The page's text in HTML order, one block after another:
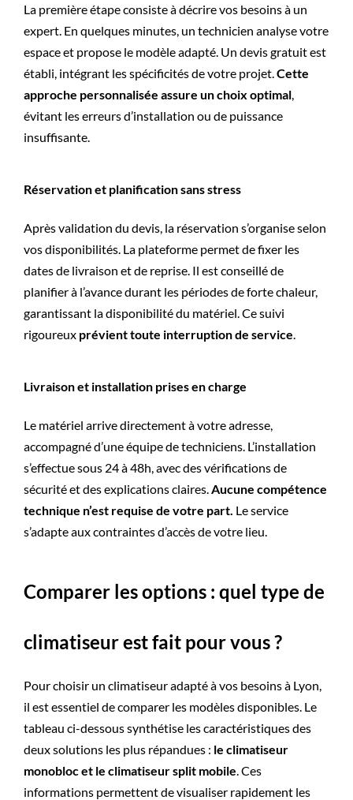
La première étape consiste à décrire vos besoins à un
expert. En quelques minutes, un technicien analyse votre
espace et propose le modèle adapté. Un devis gratuit est
établi, intégrant les spécificités de votre projet. Cette
approche personnalisée assure un choix optimal,
évitant les erreurs d’installation ou de puissance
insuffisante.
Réservation et planification sans stress
Après validation du devis, la réservation s’organise selon
vos disponibilités. La plateforme permet de fixer les
dates de livraison et de reprise. Il est conseillé de
planifier à l’avance durant les périodes de forte chaleur,
garantissant la disponibilité du matériel. Ce suivi
rigoureux prévient toute interruption de service
Livraison et installation prises en charge
Le matériel arrive directement à votre adresse,
accompagné d’une équipe de techniciens. L’installation
s’effectue sous 24 à 48h, avec des vérifications de
sécurité et des explications claires. Aucune compétence
technique n’est requise de votre part. Le service
s’adapte aux contraintes d’accès de votre lieu.
Comparer les options : quel type de
climatiseur est fait pour vous ?
Pour choisir un climatiseur adapté à vos besoins à ​​​Lyon,
il est essentiel de comparer les modèles disponibles. Le
tableau ci-dessous synthétise les caractéristiques des
deux solutions les plus répandues : le climatiseur
monobloc et le climatiseur split mobile . Ces
informations permettent de visualiser rapidement les